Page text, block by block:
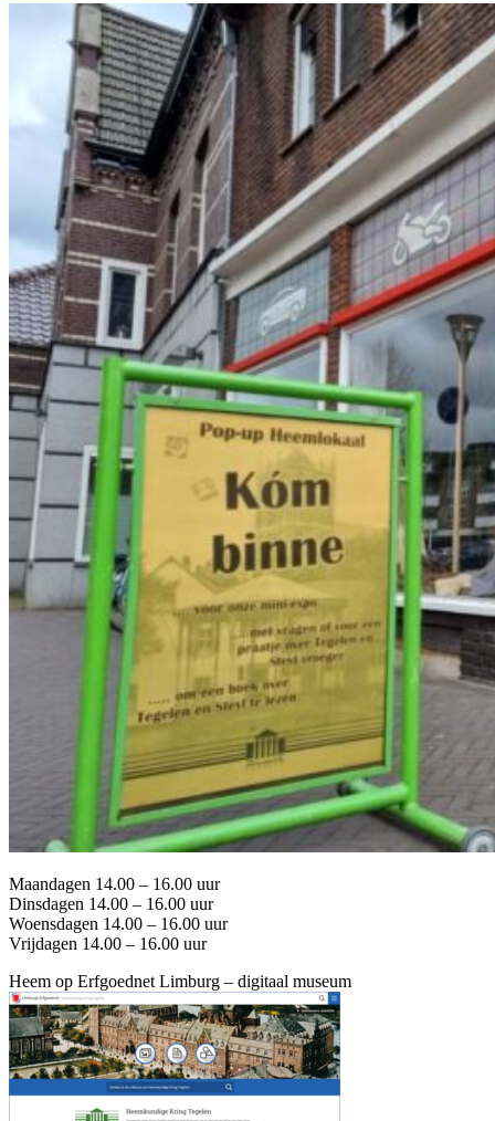
Maandagen 14.00 – 16.00 uur
Dinsdagen 14.00 – 16.00 uur
Woensdagen 14.00 – 16.00 uur
Vrijdagen 14.00 – 16.00 uur
Heem op Erfgoednet Limburg – digitaal museum